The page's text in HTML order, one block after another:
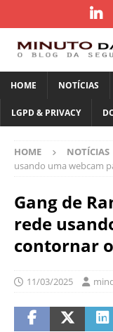
HOME NOTÍCIAS
LGPD & PRIVACY
HOME NOTÍCIAS
usando uma webcam
Gang de
rede
contornar o
11/03/2025